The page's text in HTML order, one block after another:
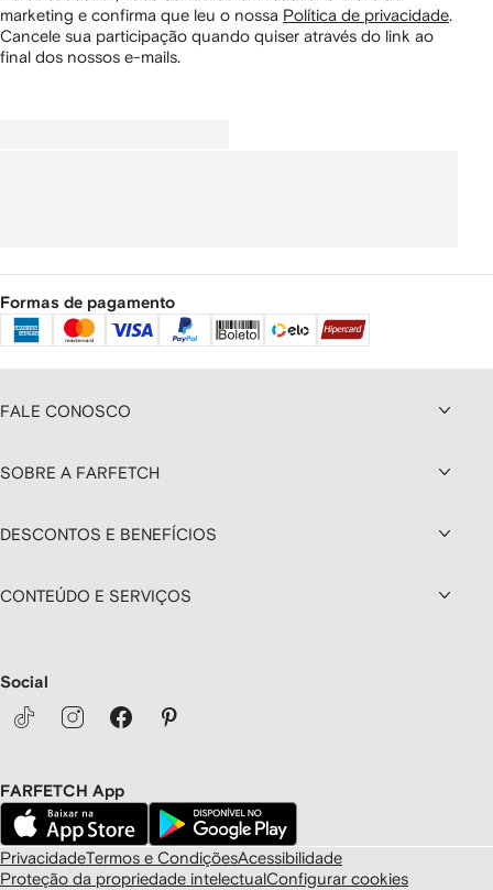
marketing e confirma que leu o nossa Política de privacidade.
Cancele sua participação quando quiser através do link ao
final dos nossos e-mails.
Formas de pagamento
FALE CONOSCO
SOBRE A FARFETCH
DESCONTOS E BENEFÍCIOS
CONTEÚDO E SERVIÇOS
Social
FARFETCH App
PrivacidadeTermos e CondiçõesAcessibilidade
Proteção da propriedade intelectualConfigurar cookies